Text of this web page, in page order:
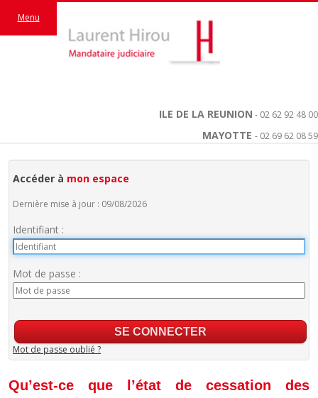
ILE DE LA REUNION - 02 62 92 48 00
MAYOTTE - 02 69 62 08 59
Menu
Accéder à mon espace
Dernière mise à jour : 09/08/2026
Identifiant :
Mot de passe :
Mot de passe oublié ?
Qu’est-ce que l’état de cessation des